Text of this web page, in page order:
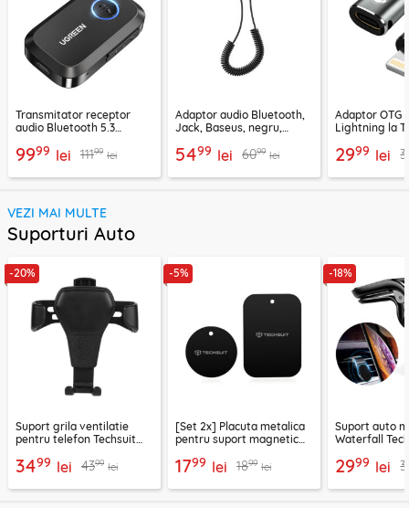
Transmitator receptor
audio Bluetooth 5.3
9999 lei 11199 lei
Adaptor audio Bluetooth,
Jack, Baseus, negru,
5499 lei 6099 lei
Adaptor OTG
Lightning la
2999 lei
VEZI MAI MULTE
Suporturi Auto
-20%
Suport grila ventilatie
pentru telefon Techsuit
3499 lei 4399 lei
-5%
[Set 2x] Placuta metalica
pentru suport magnetic
negru
1799 lei 1899 lei
-18%
Suport auto
Waterfall
2999 lei